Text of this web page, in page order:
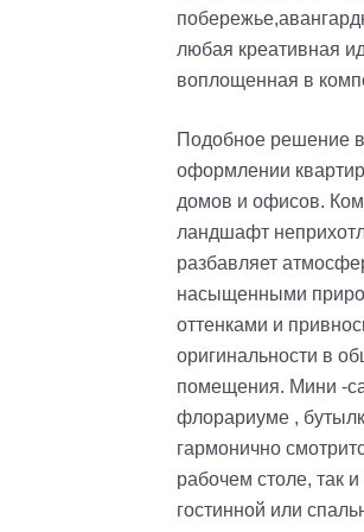
любая креативная
воплощенная в
Подобное решение
оформлении
домов и офисов.
ландшафт
разбавляет
насыщенными
оттенками и
оригинальности в
помещения. Мини -
флорариуме ,
гармонично
рабочем столе, так и
гостинной или